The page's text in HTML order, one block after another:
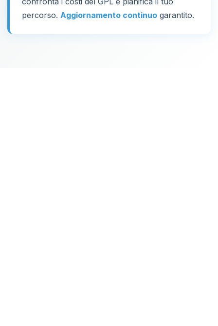
percorso. Aggiornamento continuo garantito.